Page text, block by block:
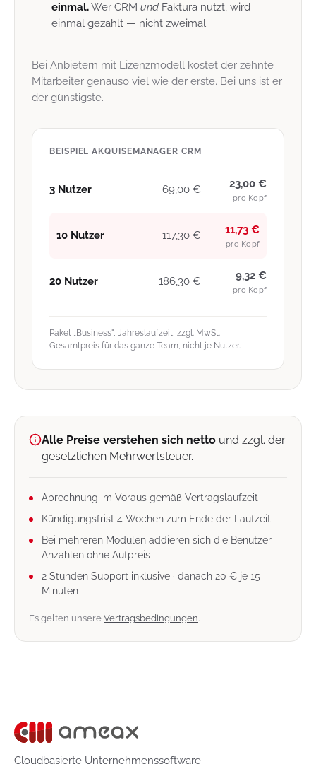
einmal.Wer CRM und Faktura nutzt, wird
einmal gezählt — nicht zweimal.
Bei Anbietern mit Lizenzmodell kostet der zehnte
Mitarbeiter genauso viel wie der erste. Bei uns ist er
der günstigste.
BEISPIEL AKQUISEMANAGER CRM
3 Nutzer 69,00 € 23,00 €
pro Kopf
10 Nutzer 117,30 € 11,73 €
pro Kopf
20 Nutzer 186,30 € 9,32 €
pro Kopf
Paket „Business", Jahreslaufzeit, zzgl. MwSt.
Gesamtpreis für das ganze Team, nicht je Nutzer.
Alle Preise verstehen sich netto und zzgl. der
gesetzlichen Mehrwertsteuer.
Abrechnung im Voraus gemäß Vertragslaufzeit
Kündigungsfrist 4 Wochen zum Ende der Laufzeit
Bei mehreren Modulen addieren sich die Benutzer-
Anzahlen ohne Aufpreis
2 Stunden Support inklusive · danach 20 € je 15
Minuten
Es gelten unsere Vertragsbedingungen.
Cloudbasierte Unternehmenssoftware